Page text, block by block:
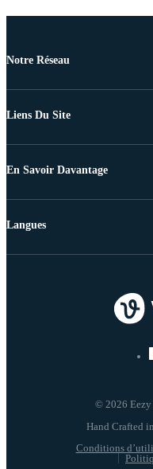
Notre Réseau
Liens Du Site
En Savoir Davantage
© 2026 Eezy
Conditions
Langues